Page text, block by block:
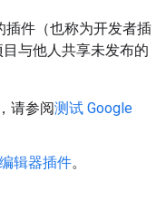
插件（也称为开发者插
与他人共享未发布的
请参阅测试 Google
辑器插件。